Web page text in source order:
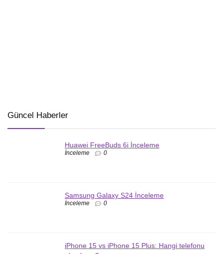
Güncel Haberler
Huawei FreeBuds 6i İnceleme
İnceleme 0
Samsung Galaxy S24 İnceleme
İnceleme 0
iPhone 15 vs iPhone 15 Plus: Hangi telefonu